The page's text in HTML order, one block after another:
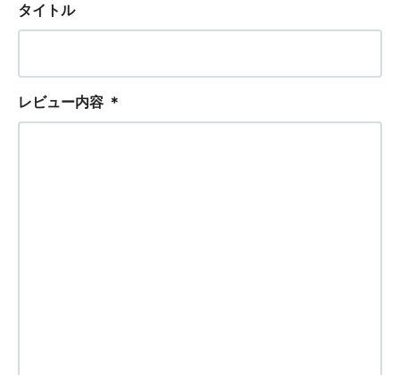
タイトル
レビュー内容 ＊